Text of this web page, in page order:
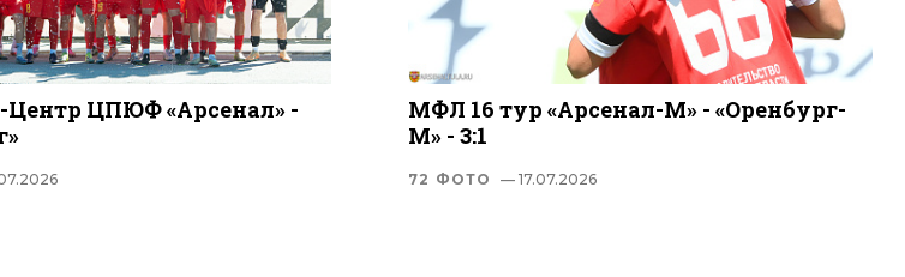
ЦПЮФ «Арсенал» -
МФЛ 16 тур «Арсенал-М» - «Оренбург-
М» - 3:1
72 ФОТО — 17.07.2026